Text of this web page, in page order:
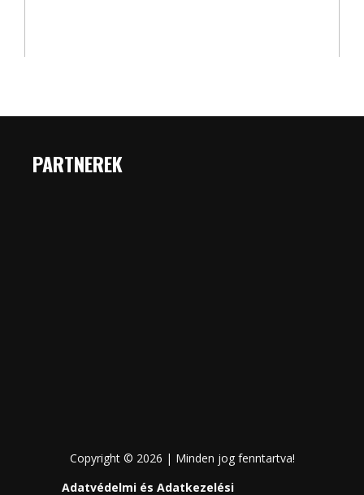
PARTNEREK
Copyright © 2026 | Minden jog fenntartva!
Adatvédelmi és Adatkezelési